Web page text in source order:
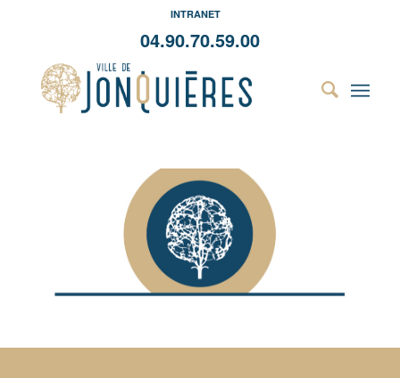
INTRANET
04.90.70.59.00